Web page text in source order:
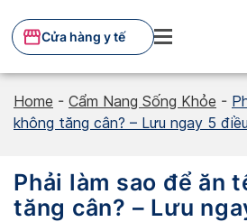
to
content
Cửa hàng y tế
Home - Cẩm Nang Sống Khỏe -
không tăng cân? – Lưu ngay 5
Phải làm sao để ăn
tăng cân? – Lưu